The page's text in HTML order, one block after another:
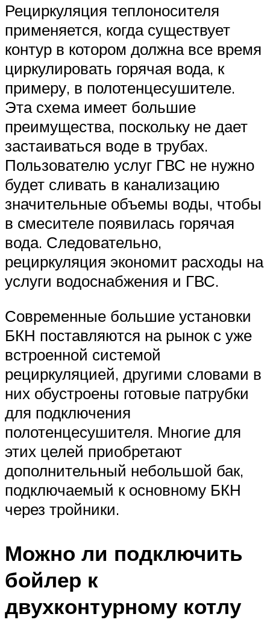
Рециркуляция теплоносителя
применяется, когда существует
контур в котором должна все время
циркулировать горячая вода, к
примеру, в полотенцесушителе.
Эта схема имеет большие
преимущества, поскольку не дает
застаиваться воде в трубах.
Пользователю услуг ГВС не нужно
будет сливать в канализацию
значительные объемы воды, чтобы
в смесителе появилась горячая
вода. Следовательно,
рециркуляция экономит расходы на
услуги водоснабжения и ГВС.
Современные большие установки
БКН поставляются на рынок с уже
встроенной системой
рециркуляцией, другими словами в
них обустроены готовые патрубки
для подключения
полотенцесушителя. Многие для
этих целей приобретают
дополнительный небольшой бак,
подключаемый к основному БКН
через тройники.
Можно ли подключить
бойлер к
двухконтурному котлу